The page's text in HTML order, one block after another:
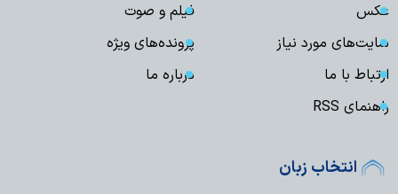
عکس
فیلم و صوت
سایت‌های مورد نیاز
پرونده‌های ویژه
ارتباط با ما
درباره ما
راهنمای RSS
انتخاب زبان